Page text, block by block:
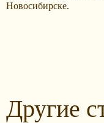
Новосибирске.
Другие